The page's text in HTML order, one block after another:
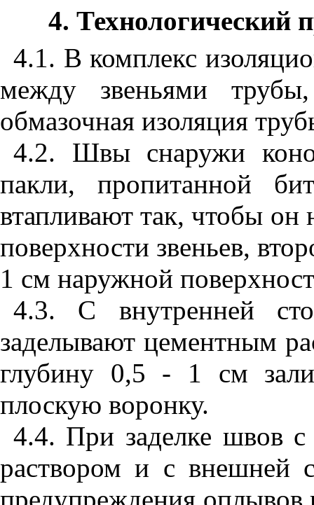
4. Технологический
4.1. В комплекс
между звеньями
обмазочная изоляция
4.2. Швы снаружи
пакли, пропитанной
втапливают так, чтобы
поверхности звеньев,
1 см наружной
4.3. С внутренней
заделывают цементным
глубину 0,5 - 1 см
плоскую воронку.
4.4. При заделке швов
раствором и с внешней